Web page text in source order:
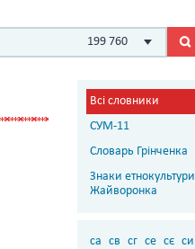
199 760
Всі словники
СУМ-11
Словарь Грінченка
Знаки етнокультури
Жайворонка
са св сг се сє си